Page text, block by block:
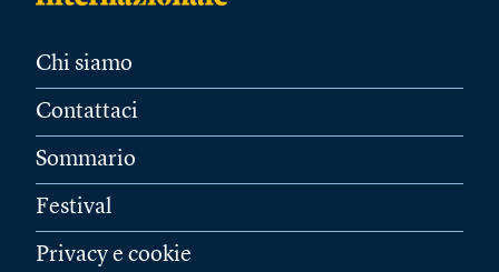
Chi siamo
Contattaci
Sommario
Festival
Privacy e cookie